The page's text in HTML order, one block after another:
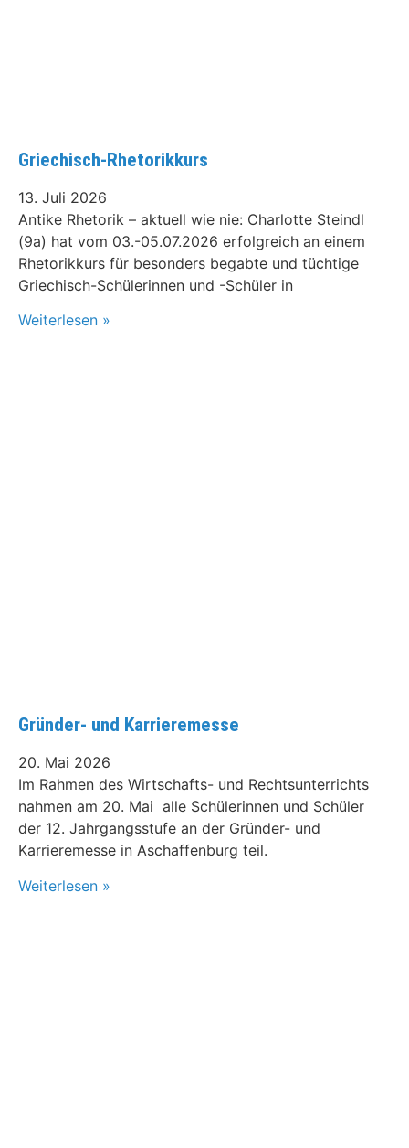
Griechisch-Rhetorikkurs
13. Juli 2026
Antike Rhetorik – aktuell wie nie: Charlotte Steindl
(9a) hat vom 03.-05.07.2026 erfolgreich an einem
Rhetorikkurs für besonders begabte und tüchtige
Griechisch-Schülerinnen und -Schüler in
Weiterlesen »
Gründer- und Karrieremesse
20. Mai 2026
Im Rahmen des Wirtschafts- und Rechtsunterrichts
nahmen am 20. Mai alle Schülerinnen und Schüler
der 12. Jahrgangsstufe an der Gründer- und
Karrieremesse in Aschaffenburg teil.
Weiterlesen »